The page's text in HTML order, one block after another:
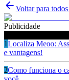
Voltar para
Publicidade
1Localiza Meoo:
e vantagens!
2Como funciona o